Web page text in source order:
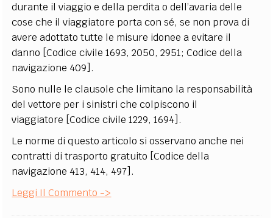
durante il viaggio e della perdita o dell’avaria delle
cose che il viaggiatore porta con sé, se non prova di
avere adottato tutte le misure idonee a evitare il
danno [Codice civile 1693, 2050, 2951; Codice della
navigazione 409].
Sono nulle le clausole che limitano la responsabilità
del vettore per i sinistri che colpiscono il
viaggiatore [Codice civile 1229, 1694].
Le norme di questo articolo si osservano anche nei
contratti di trasporto gratuito [Codice della
navigazione 413, 414, 497].
Leggi Il Commento ->